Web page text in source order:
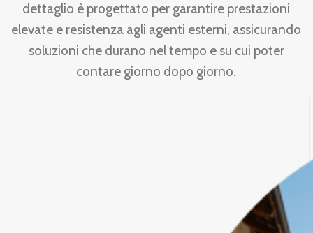
dettaglio è progettato per garantire prestazioni
elevate e resistenza agli agenti esterni, assicurando
soluzioni che durano nel tempo e su cui poter
contare giorno dopo giorno.